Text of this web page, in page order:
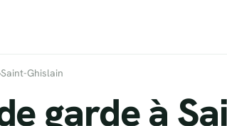
Saint-Ghislain
garde à